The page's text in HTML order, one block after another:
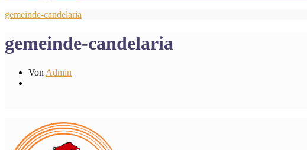
gemeinde-candelaria
gemeinde-candelaria
Von Admin